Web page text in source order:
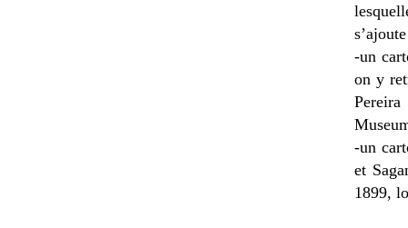
-un
on y
-un
et
1899,